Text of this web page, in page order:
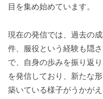
目を集め始めています。
現在の発信では、過去の
件、服役という経験も隠
で、自身の歩みを振り返
を発信しており、新たな
築いている様子がうかがえ